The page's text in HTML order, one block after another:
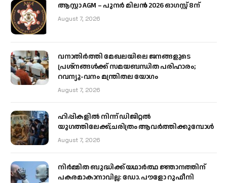
ആസ്റ്റാ AGM – പുനർ മിലൻ 2026 ഓഗസ്റ്റ് 8ന്
August 7, 2026
വനാതിർത്തി മേഖലയിലെ ജനങ്ങളുടെ
പ്രശ്നങ്ങൾക്ക് സമയബന്ധിത പരിഹാരം;
റവന്യൂ-വനം മന്ത്രിതല യോഗം
August 7, 2026
ഹിപ്പികളില്‍ നിന്ന് ഡിജിറ്റല്‍
യുഗത്തിലേക്ക്;ചരിത്രം ആവര്‍ത്തിക്കുമ്പോള്‍
August 7, 2026
നിർമ്മിത ബുദ്ധിക്ക് യഥാർത്ഥ ജ്ഞാനത്തിന്
പകരമാകാനാവില്ല: ഡോ. പൗളോ റുഫീനി